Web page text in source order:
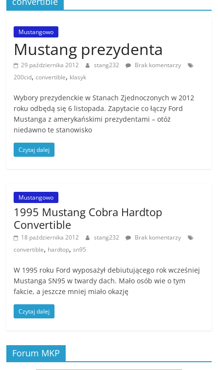
Stowarzyszenia
Klub
Polska
MKP
zrzesza
amerykańskiej
motoryzacji
Mustangowo
Mustang prezydenta
29 października 2012 stang232
Brak komentarzy
200cid,convertible, klasyk
Wybory prezydenckie w Stanach Zjednoczonych w 2012
roku odbędą się 6 listopada. Zapytacie co łączy Ford
Mustanga z amerykańskimi prezydentami – otóż
niedawno te stanowisko
Czytaj dalej
Mustangowo
1995 Mustang Cobra Hardtop
Convertible
18 października 2012 stang232
Brak komentarzy
convertible, hardtop,sn95
W 1995 roku Ford wyposażył debiutującego rok wcześniej
Mustanga SN95 w twardy dach. Mało osób wie o tym
fakcie, a jeszcze mniej miało okazję
Czytaj dalej
Forum MKP